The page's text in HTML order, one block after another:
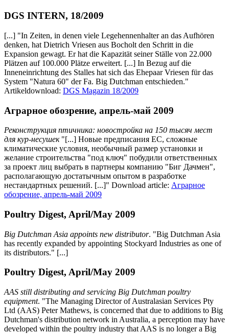
DGS INTERN, 18/2009
[...] "In Zeiten, in denen viele Legehennenhalter an das Aufhören
denken, hat Dietrich Vriesen aus Bocholt den Schritt in die
Expansion gewagt. Er hat die Kapazität seiner Ställe von 22.000
Plätzen auf 100.000 Plätze erweitert. [...] In Bezug auf die
Inneneinrichtung des Stalles hat sich das Ehepaar Vriesen für das
System "Natura 60" der Fa. Big Dutchman entschieden."
Artikeldownload: DGS Magazin 18/2009
Аграрное обозрение, апрель-май 2009
Реконструкция птичника: новостройка на 150 тысяч мест
для кур-несушек"[...] Новые предписания ЕС, сложные
климатические условия, необычный размер установки и
желание строительства "под ключ" побудили ответственных
за проект лиц выбрать в партнеры компанию "Биг Дачмен",
располагающую достатычным опытом в разработке
нестандартных решений. [...]" Download article: Аграрное
обозрение, апрель-май 2009
Poultry Digest, April/May 2009
Big Dutchman Asia appoints new distributor. "Big Dutchman Asia
has recently expanded by appointing Stockyard Industries as one of
its distributors." [...]
Poultry Digest, April/May 2009
AAS still distributing and servicing Big Dutchman poultry
equipment. "The Managing Director of Australasian Services Pty
Ltd (AAS) Peter Mathews, is concerned that due to additions to Big
Dutchman's distribution network in Australia, a perception may have
developed within the poultry industry that AAS is no longer a Big